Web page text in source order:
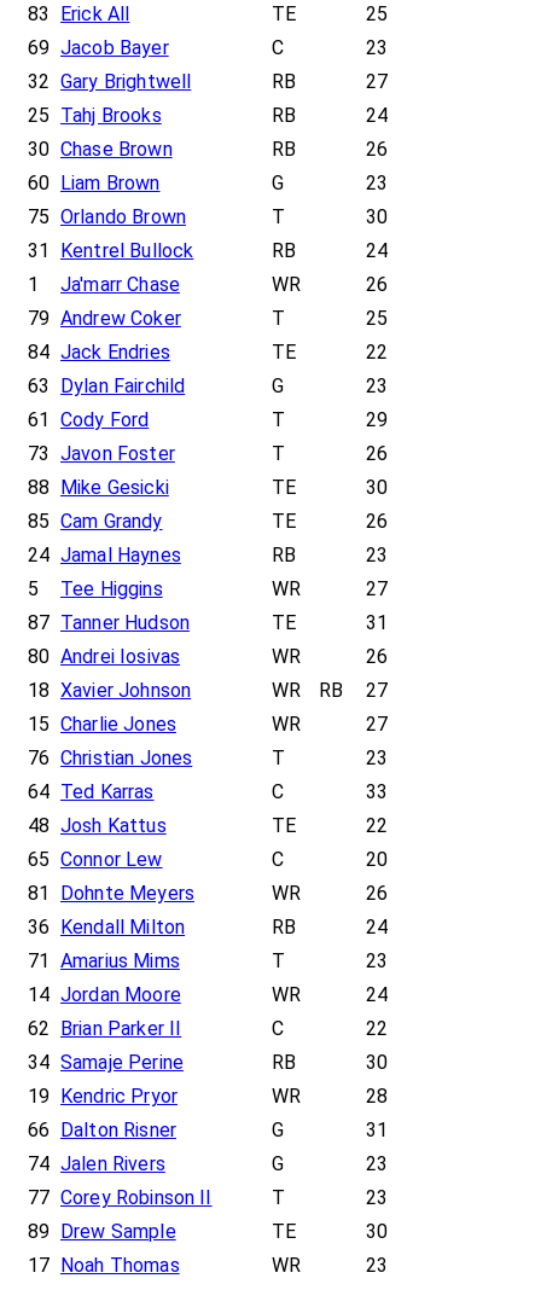
83
Erick All TE
25
69 Jacob Bayer C
23
32 Gary Brightwell RB
27
25 Tahj Brooks RB
24
30 Chase Brown RB
26
60
Liam Brown G
23
75 Orlando Brown T
30
31
Kentrel Bullock RB
24
1
Ja'marr Chase WR
26
79 Andrew Coker T
25
84 Jack Endries TE
22
63
Dylan Fairchild G
23
61
Cody Ford T
29
73 Javon Foster T
26
88
Mike Gesicki TE
30
85 Cam Grandy TE
26
24 Jamal Haynes RB
23
5
Tee Higgins WR
27
87 Tanner Hudson TE
31
80 Andrei Iosivas WR
26
18 Xavier Johnson WR RB
27
15 Charlie Jones WR
27
76 Christian Jones T
23
64 Ted Karras C
33
48 Josh Kattus TE
22
65 Connor Lew C
20
81
Dohnte Meyers WR
26
36
Kendall Milton RB
24
71
Amarius Mims T
23
14 Jordan Moore WR
24
62
Brian Parker II C
22
34 Samaje Perine RB
30
19
Kendric Pryor WR
28
66
Dalton Risner G
31
74 Jalen Rivers G
23
77 Corey Robinson II T
23
89
Drew Sample TE
30
17
Noah Thomas WR
23